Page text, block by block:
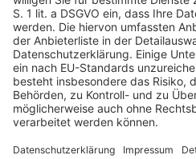
Ein Business-Event von: